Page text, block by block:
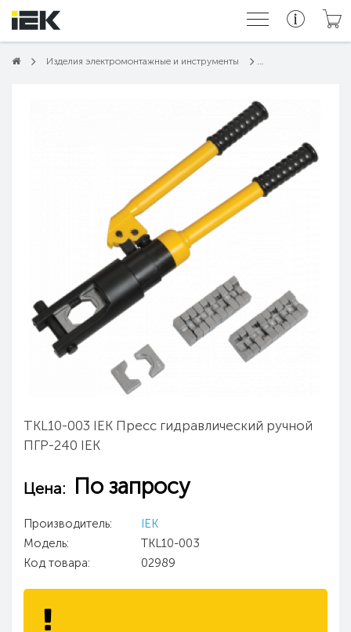
Изделия электромонтажные и инструменты
TKL10-003 IEK Пресс гидравлический ручной
ПГР-240 IEK
Цена: По запросу
Производитель:
IEK
Модель:
TKL10-003
Код товара:
02989